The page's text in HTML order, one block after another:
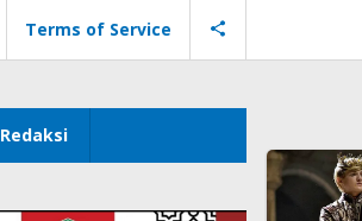
Terms of Service
Redaksi